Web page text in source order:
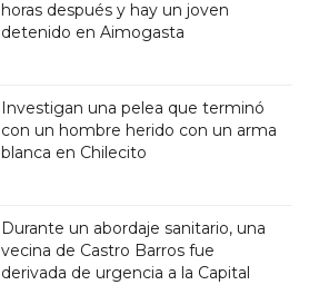
horas después y hay un joven
detenido en Aimogasta
Investigan una pelea que terminó
con un hombre herido con un arma
blanca en Chilecito
Durante un abordaje sanitario, una
vecina de Castro Barros fue
derivada de urgencia a la Capital